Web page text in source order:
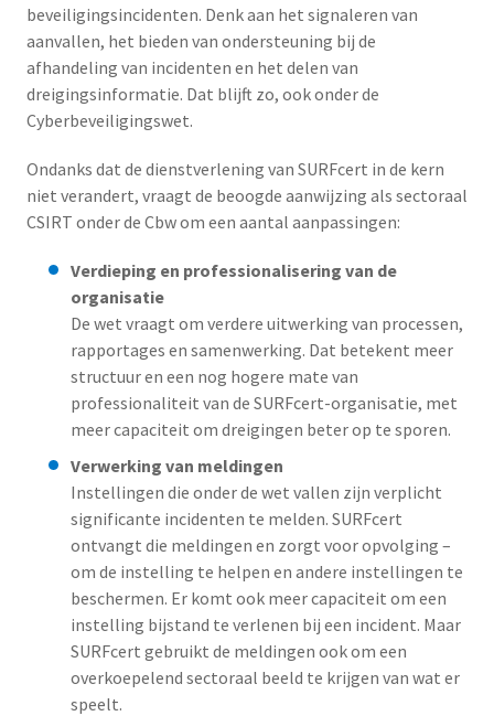
beveiligingsincidenten. Denk aan het signaleren van
aanvallen, het bieden van ondersteuning bij de
afhandeling van incidenten en het delen van
dreigingsinformatie. Dat blijft zo, ook onder de
Cyberbeveiligingswet.
Ondanks dat de dienstverlening van SURFcert in de kern
niet verandert, vraagt de beoogde aanwijzing als sectoraal
CSIRT onder de Cbw om een aantal aanpassingen:
Verdieping en professionalisering van de
organisatie
De wet vraagt om verdere uitwerking van processen,
rapportages en samenwerking. Dat betekent meer
structuur en een nog hogere mate van
professionaliteit van de SURFcert-organisatie, met
meer capaciteit om dreigingen beter op te sporen.
Verwerking van meldingen
Instellingen die onder de wet vallen zijn verplicht
significante incidenten te melden. SURFcert
ontvangt die meldingen en zorgt voor opvolging –
om de instelling te helpen en andere instellingen te
beschermen. Er komt ook meer capaciteit om een
instelling bijstand te verlenen bij een incident. Maar
SURFcert gebruikt de meldingen ook om een
overkoepelend sectoraal beeld te krijgen van wat er
speelt.